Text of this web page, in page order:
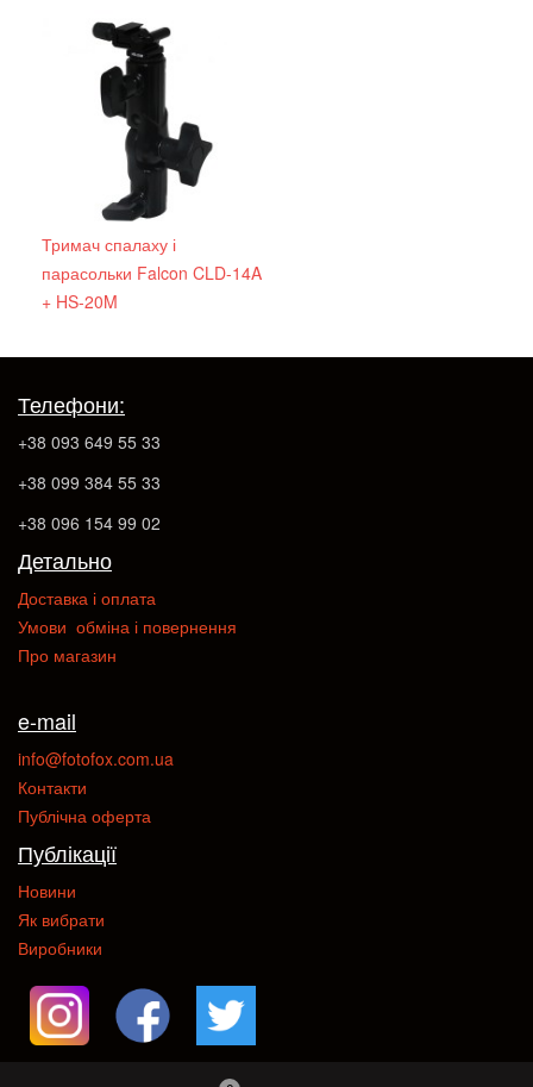
Тримач спалаху і
парасольки Falcon CLD-14A
+ HS-20M
Телефони:
+38 093 649 55 33
+38 099 384 55 33
+38 096 154 99 02
Детально
Доставка і оплата
Умови обміна і повернення
Про магазин
e-mail
info@fotofox.com.ua
Контакти
Публічна оферта
Публікації
Новини
Як вибрати
Виробники